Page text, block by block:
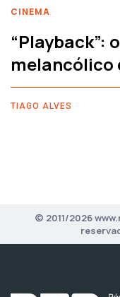
CINEMA
“Playback”:
melancólico
TIAGO ALVES
© 2011/2026